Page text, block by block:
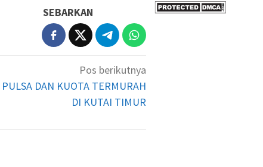
SEBARKAN
Pos berikutnya
PULSA DAN KUOTA TERMURAH
DI KUTAI TIMUR